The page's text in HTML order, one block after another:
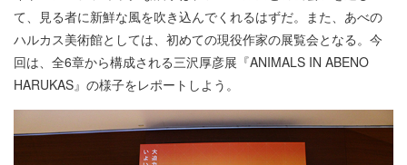
て、見る者に新鮮な風を吹き込んでくれるはずだ。また、あべの
ハルカス美術館としては、初めての現役作家の展覧会となる。今
回は、全6章から構成される三沢厚彦展『ANIMALS IN ABENO
HARUKAS』の様子をレポートしよう。